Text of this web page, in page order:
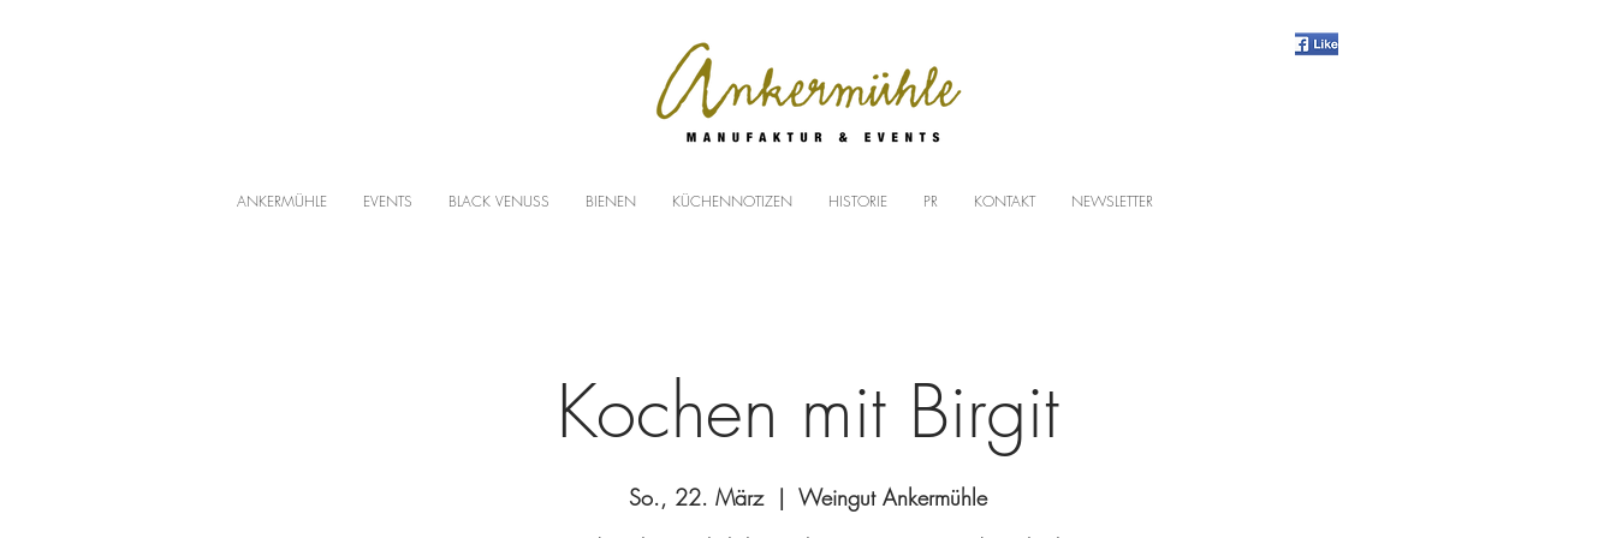
ANKERMÜHLE EVENTS BLACK VENUSS BIENEN KÜCHENNOTIZEN HISTORIE PR KONTAKT NEWSLETTER
Kochen mit Birgit
So., 22. März
  |
Weingut Ankermühle